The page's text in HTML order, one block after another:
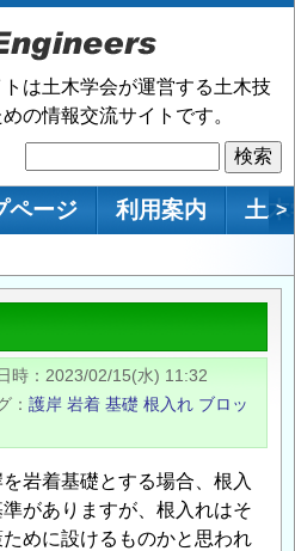
トは土木学会が運営する土木技
の情報交流サイトです。
索
ページ 利用案内 土 >
時
2023/02/15(水) 11:32
護岸 岩着 基礎 根入れ ブロッ
岩着基礎とする場合、根入
がありますが、根入れはそ
めに設けるものかと思われ